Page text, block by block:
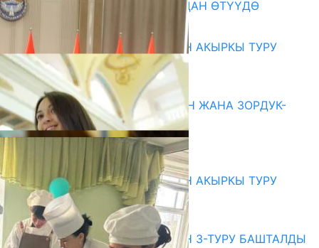
199 ТРЕНЕР МУГАЛИМ ОКУУДАН ӨТҮҮДӨ
10.08.2026
ЖОЖДОРГО КАБЫЛ АЛУУНУН АКЫРКЫ ТУРУ
СТАРТ АЛДЫ
10.08.2026
ГЕНДЕРДИК БАСМЫРЛООДОН ЖАНА ЗОРДУК-
ЗОМБУЛУКТАН КОРГОО
07.08.2026
Абитуриент
ЖОЖДОРГО КАБЫЛ АЛУУНУН АКЫРКЫ ТУРУ
СТАРТ АЛДЫ
10.08.2026
ЖОЖДОРГО КАБЫЛ АЛУУНУН 3-ТУРУ БАШТАЛДЫ